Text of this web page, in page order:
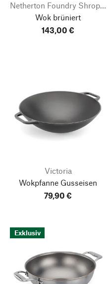
Netherton Foundry Shropshire
Wok brüniert
143,00 €
Victoria
Wokpfanne Gusseisen
79,90 €
Exklusiv